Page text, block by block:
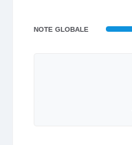
NOTE GLOBALE